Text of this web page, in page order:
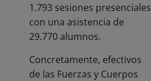
1.793 sesiones presenciales
con una asistencia de
29.770 alumnos.
Concretamente, efectivos
de las Fuerzas y Cuerpos